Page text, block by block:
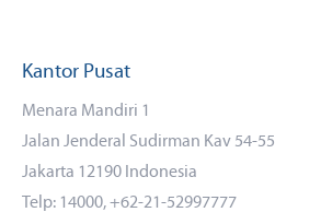
Kantor Pusat
Menara Mandiri 1
Jalan Jenderal Sudirman Kav 54-55
Jakarta 12190 Indonesia
Telp: 14000, +62-21-52997777